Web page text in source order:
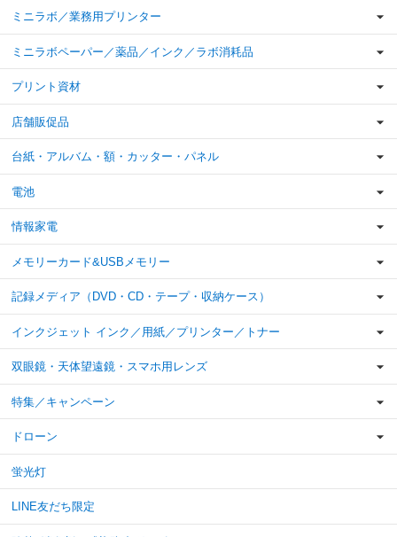
ミニラボ／業務用プリンター
ミニラボペーパー／薬品／インク／ラボ消耗品
プリント資材
店舗販促品
台紙・アルバム・額・カッター・パネル
電池
情報家電
メモリーカード&USBメモリー
記録メディア（DVD・CD・テープ・収納ケース）
インクジェット インク／用紙／プリンター／トナー
双眼鏡・天体望遠鏡・スマホ用レンズ
特集／キャンペーン
ドローン
蛍光灯
LINE友だち限定